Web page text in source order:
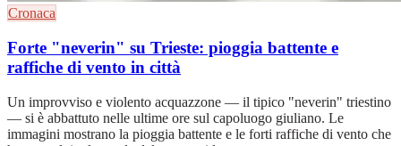
Cronaca
Forte "neverin" su Trieste: pioggia battente e
raffiche di vento in città
Un improvviso e violento acquazzone — il tipico "neverin" triestino
— si è abbattuto nelle ultime ore sul capoluogo giuliano. Le
immagini mostrano la pioggia battente e le forti raffiche di vento che